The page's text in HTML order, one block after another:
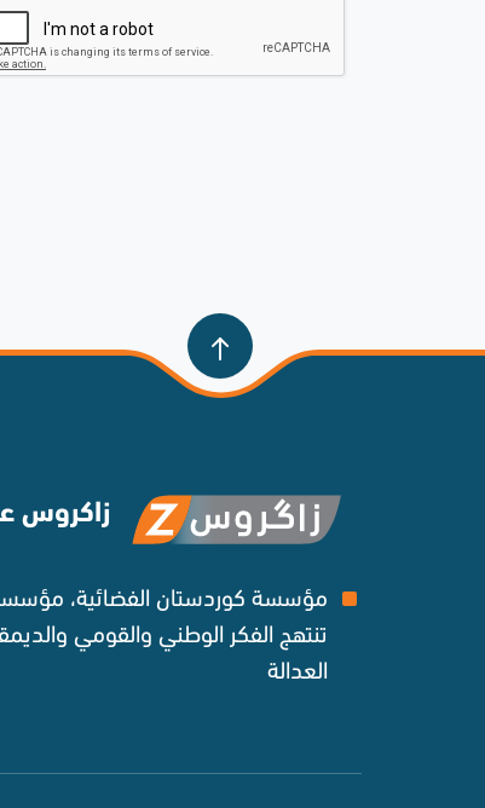
زاكروس
مؤسسة كوردستان الفضائية، مؤسسة
تنتهج الفكر الوطني والقومي
العدالة ‌